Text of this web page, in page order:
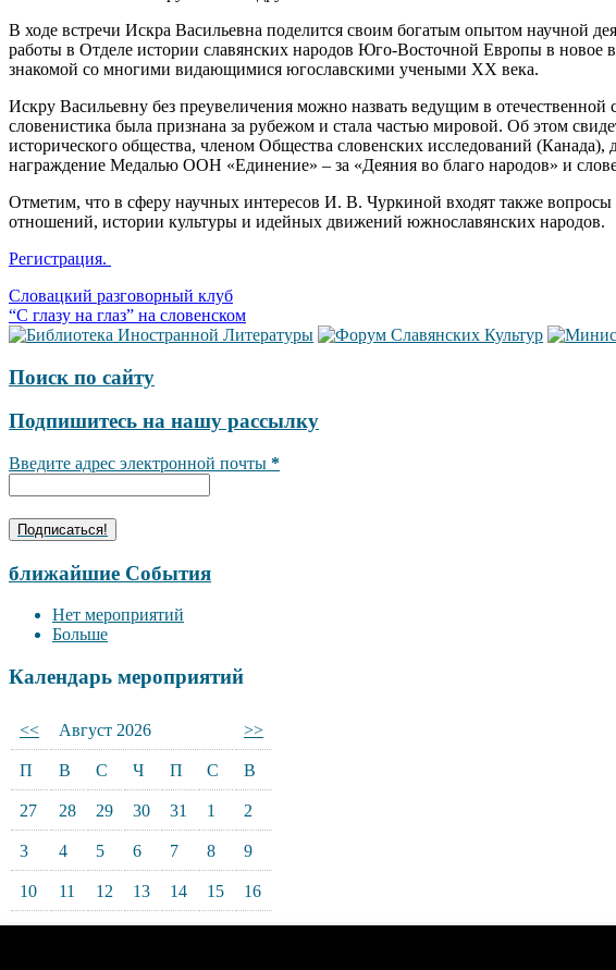
В ходе встречи Искра Васильевна поделится своим богатым опытом научной
работы в Отделе истории славянских народов Юго-Восточной Европы в новое
знакомой со многими видающимися югославскими учеными ХХ века.
Искру Васильевну без преувеличения можно назвать ведущим в
словенистика была признана за рубежом и стала частью мировой. Об этом
исторического общества, членом Общества словенских исследований
награждение Медалью ООН «Единение» – за «Деяния во благо народов» и
Отметим, что в сферу научных интересов И. В. Чуркиной входят также
отношений, истории культуры и идейных движений южнославянских народов.
Регистрация.
Навигация
по
Словацкий разговорный клуб
“С глазу на глаз” на словенском
Поиск по сайту
Подпишитесь на нашу рассылку
Введите адрес электронной почты *
ближайшие События
Нет мероприятий
Больше
Календарь мероприятий
<< Август 2026 >>
П В С Ч П С В
27 28 29 30 31 1 2
3 4 5 6 7 8 9
10 11 12 13 14 15 16
17 18 19 20 21 22 23